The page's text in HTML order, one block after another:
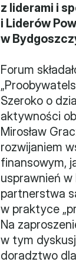
z liderami i
i Liderów
w
Forum
Szeroko o
aktywności
Mirosław
rozwijaniem
finansowym,
usprawnień w
partnerstwa
w praktyce
Na
w tym
doradztwo